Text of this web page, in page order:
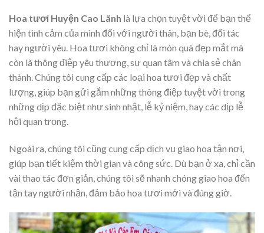
Hoa tươi Huyện Cao Lãnh là lựa chọn tuyệt vời để bạn thể
hiện tình cảm của mình đối với người thân, bạn bè, đối tác
hay người yêu. Hoa tươi không chỉ là món quà đẹp mắt mà
còn là thông điệp yêu thương, sự quan tâm và chia sẻ chân
thành. Chúng tôi cung cấp các loại hoa tươi đẹp và chất
lượng, giúp bạn gửi gắm những thông điệp tuyệt vời trong
những dịp đặc biệt như sinh nhật, lễ kỷ niệm, hay các dịp lễ
hội quan trọng.
Ngoài ra, chúng tôi cũng cung cấp dịch vụ giao hoa tận nơi,
giúp bạn tiết kiệm thời gian và công sức. Dù bạn ở xa, chỉ cần
vài thao tác đơn giản, chúng tôi sẽ nhanh chóng giao hoa đến
tận tay người nhận, đảm bảo hoa tươi mới và đúng giờ.